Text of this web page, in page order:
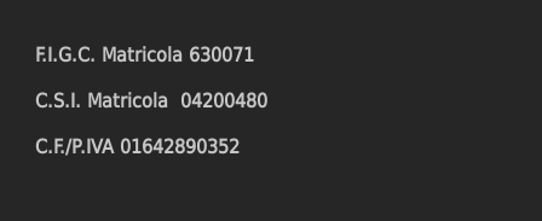
F.I.G.C. Matricola 630071
C.S.I. Matricola 04200480
C.F./P.IVA 01642890352